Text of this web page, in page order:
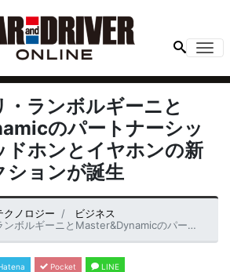
ランボルギーニと
のパートナーシッ
ドホンとイヤホンの新
ションが誕生
クノロジー
ビジネス
のパートナーシップによるヘッドホンとイヤホンの新コラボコレクションが誕生
Pocket LINE